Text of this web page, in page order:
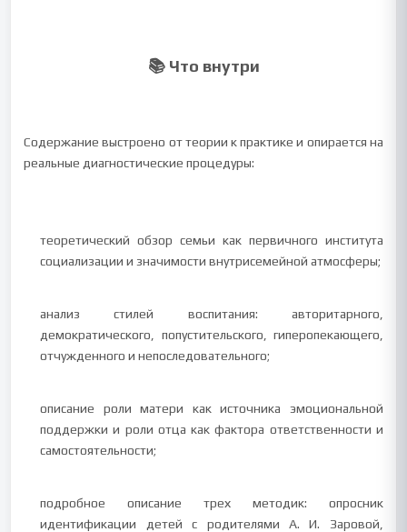
📚 Что внутри
Содержание выстроено от теории к практике и опирается на
реальные диагностические процедуры:
теоретический обзор семьи как первичного института
социализации и значимости внутрисемейной атмосферы;
анализ стилей воспитания: авторитарного,
демократического, попустительского, гиперопекающего,
отчужденного и непоследовательного;
описание роли матери как источника эмоциональной
поддержки и роли отца как фактора ответственности и
самостоятельности;
подробное описание трех методик: опросник
идентификации детей с родителями А. И. Заровой,